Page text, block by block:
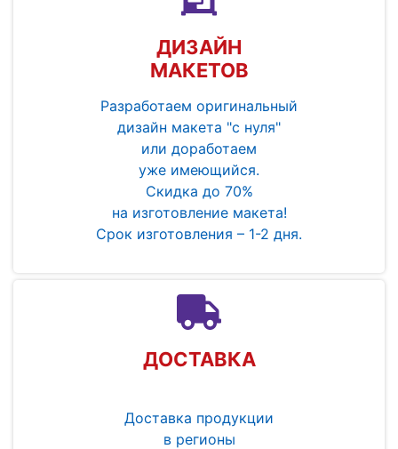
ДИЗАЙН
МАКЕТОВ
Разработаем оригинальный
дизайн макета "с нуля"
или доработаем
уже имеющийся.
Скидка до 70%
на изготовление макета!
Срок изготовления – 1-2 дня.
ДОСТАВКА
Доставка продукции
в регионы